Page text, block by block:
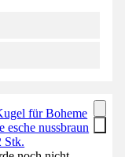
für Boheme
esche nussbraun
Stk.